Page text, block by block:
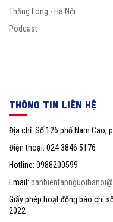
Thăng Long - Hà Nội
Podcast
THÔNG TIN LIÊN HỆ
Địa chỉ: Số 126 phố Nam Cao,
Điện thoại: 024 3846 5176
Hotline: 0988200599
Email:
Giấy phép hoạt động báo chí
2022